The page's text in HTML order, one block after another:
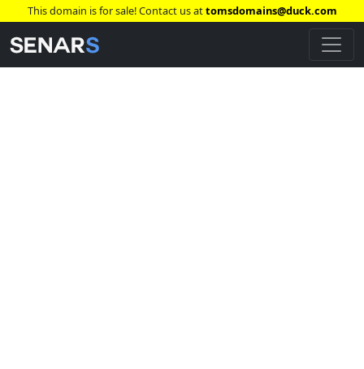
This domain is for sale! Contact us attomsdomains@duck.com